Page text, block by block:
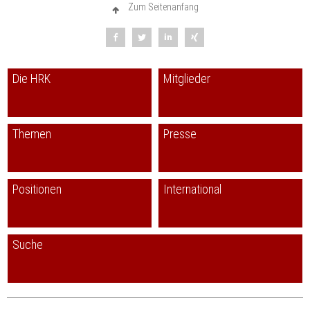
Zum Seitenanfang
Die HRK Mitglieder
Themen Presse
Positionen International
Suche